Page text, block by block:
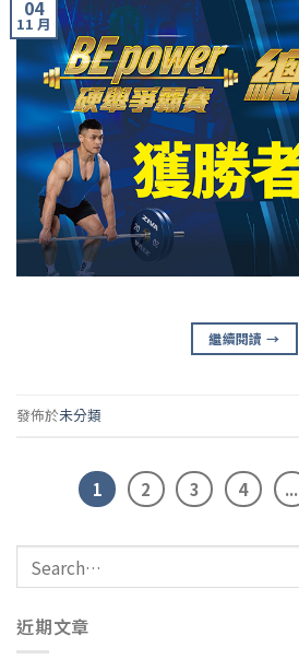
04
11 月
繼續閱讀→
發佈於未分類
1 2 3 4 ...
近期文章